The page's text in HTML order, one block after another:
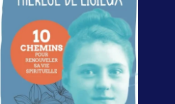
Paris/Montréal,
Artège/Novalis,
2025,
192 pages. 17,90€,
19,95$.